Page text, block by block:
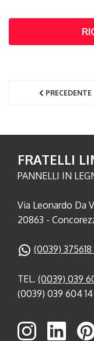
PRECEDENTE
FRATELLI
PANNELLI IN
Via Leonardo Da
20863 -
(0039) 375618
TEL. (0039) 039
(0039) 039 604